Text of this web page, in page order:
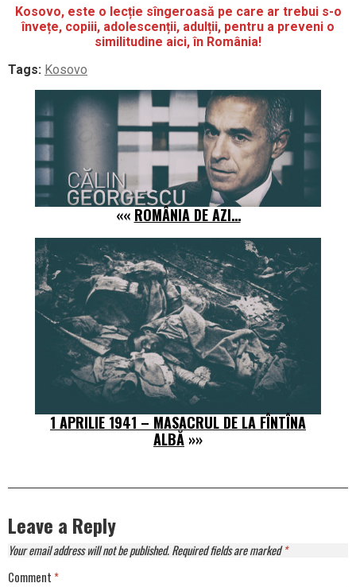
Kosovo, este o lecție sîngeroasă pe care ar trebui s-o
învețe, copiii, adolescenții, adulții, pentru a preveni o
similitudine aici, în România!
Tags: Kosovo
«« ROMÂNIA DE AZI…
1 APRILIE 1941 – MASACRUL DE LA FÎNTÎNA
ALBĂ »»
Leave a Reply
Your email address will not be published.Required fields are marked*
Comment *